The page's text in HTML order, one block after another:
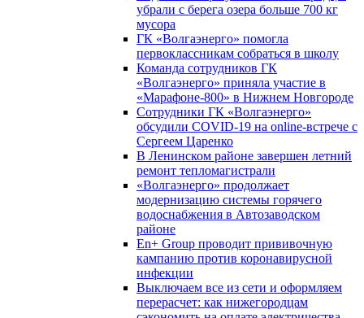
убрали с берега озера больше 700 кг
мусора
ГК «Волгаэнерго» помогла
первоклассникам собраться в школу
Команда сотрудников ГК
«Волгаэнерго» приняла участие в
«Марафоне-800» в Нижнем Новгороде
Сотрудники ГК «Волгаэнерго»
обсудили COVID-19 на online-встрече с
Сергеем Царенко
В Ленинском районе завершен летний
ремонт тепломагистрали
«Волгаэнерго» продолжает
модернизацию системы горячего
водоснабжения в Автозаводском
районе
En+ Group проводит прививочную
кампанию против коронавирусной
инфекции
Выключаем все из сети и оформляем
перерасчет: как нижегородцам